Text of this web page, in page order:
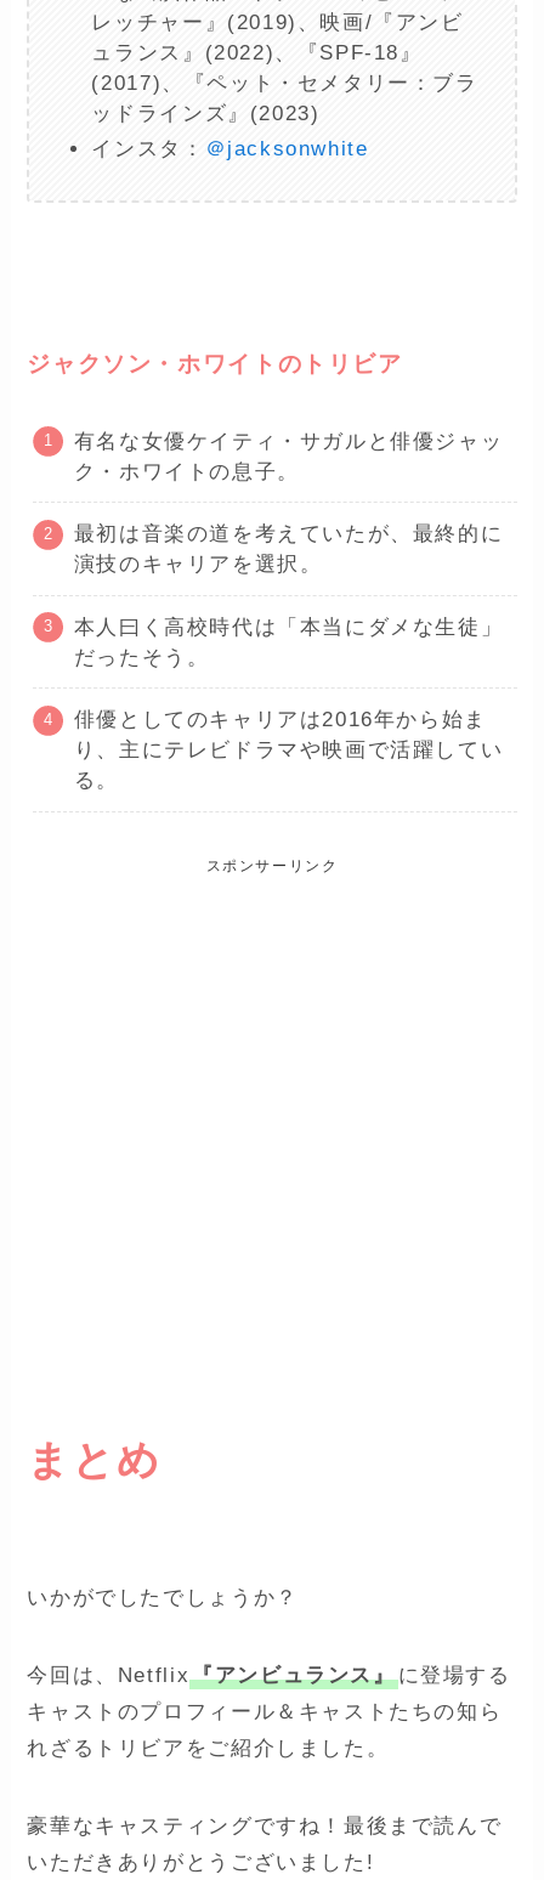
レッチャー』(2019)、映画/『アンビ
ュランス』(2022)、『SPF-18』
(2017)、『ペット・セメタリー：ブラ
ッドラインズ』(2023)
インスタ： ＠jacksonwhite
ジャクソン・ホワイトのトリビア
有名な女優ケイティ・サガルと俳優ジャッ
ク・ホワイトの息子。
最初は音楽の道を考えていたが、最終的に
演技のキャリアを選択。
本人曰く高校時代は「本当にダメな生徒」
だったそう。
俳優としてのキャリアは2016年から始ま
り、主にテレビドラマや映画で活躍してい
る。
スポンサーリンク
まとめ
いかがでしたでしょうか？
今回は、Netflix『アンビュランス』に登場する
キャストのプロフィール＆キャストたちの知ら
れざるトリビアをご紹介しました。
豪華なキャスティングですね！最後まで読んで
いただきありがとうございました!